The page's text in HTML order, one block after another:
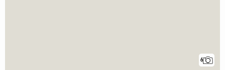
6